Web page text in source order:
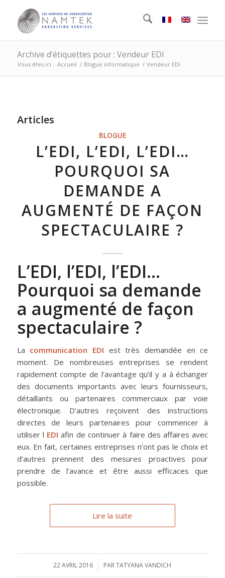
Archive d’étiquettes pour : Vendeur EDI
Vous êtes ici : Accueil / Blogue informatique / Vendeur EDI
Articles
BLOGUE
L’EDI, L’EDI, L’EDI…
POURQUOI SA
DEMANDE A
AUGMENTÉ DE FAÇON
SPECTACULAIRE ?
L’EDI, l’EDI, l’EDI…
Pourquoi sa demande
a augmenté de façon
spectaculaire ?
La communication EDI est très demandée en ce
moment. De nombreuses entreprises se rendent
rapidement compte de l’avantage qu’il y a à échanger
des documents importants avec leurs fournisseurs,
détaillants ou partenaires commerciaux par voie
électronique. D’autres reçoivent des instructions
directes de leurs partenaires pour commencer à
utiliser l EDI afin de continuer à faire des affaires avec
eux. En fait, certaines entreprises n’ont pas le choix et
d’autres prennent des mesures proactives pour
prendre de l’avance et être aussi efficaces que
possible.
Lire la suite
22 AVRIL 2016
/ PARTATYANA VANDICH